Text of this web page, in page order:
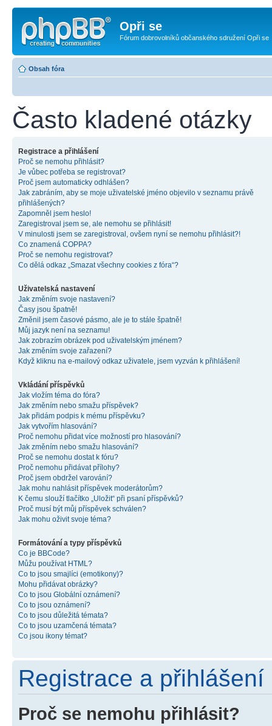
Opři se
Fórum dobrovolníků občanského sdružení Opři se
Obsah fóra
Často kladené otázky
Registrace a přihlášení
Proč se nemohu přihlásit?
Je vůbec potřeba se registrovat?
Proč jsem automaticky odhlášen?
Jak zabráním, aby se moje uživatelské jméno objevilo v seznamu právě
přihlášených?
Zapomněl jsem heslo!
Zaregistroval jsem se, ale nemohu se přihlásit!
V minulosti jsem se zaregistroval, ovšem nyní se nemohu přihlásit?!
Co znamená COPPA?
Proč se nemohu registrovat?
Co dělá odkaz „Smazat všechny cookies z fóra“?
Uživatelská nastavení
Jak změním svoje nastavení?
Časy jsou špatně!
Změnil jsem časové pásmo, ale je to stále špatně!
Můj jazyk není na seznamu!
Jak zobrazím obrázek pod uživatelským jménem?
Jak změním svoje zařazení?
Když kliknu na e-mailový odkaz uživatele, jsem vyzván k přihlášení!
Vkládání příspěvků
Jak vložím téma do fóra?
Jak změním nebo smažu příspěvek?
Jak přidám podpis k mému příspěvku?
Jak vytvořím hlasování?
Proč nemohu přidat více možností pro hlasování?
Jak změním nebo smažu hlasování?
Proč se nemohu dostat k fóru?
Proč nemohu přidávat přílohy?
Proč jsem obdržel varování?
Jak mohu nahlásit příspěvek moderátorům?
K čemu slouží tlačítko „Uložit“ při psaní příspěvků?
Proč musí být můj příspěvek schválen?
Jak mohu oživit svoje téma?
Formátování a typy příspěvků
Co je BBCode?
Můžu používat HTML?
Co to jsou smajlíci (emotikony)?
Mohu přidávat obrázky?
Co to jsou Globální oznámení?
Co to jsou oznámení?
Co to jsou důležitá témata?
Co to jsou uzamčená témata?
Co jsou ikony témat?
Registrace a přihlášení
Proč se nemohu přihlásit?